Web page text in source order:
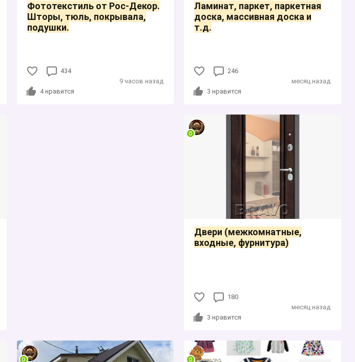
Фототекстиль от Рос-Декор.
Шторы, тюль, покрывала,
подушки.
434
4нравится
9 часов назад
Ламинат, паркет, паркетная
доска, массивная доска и
т.д.
246
3 нравится
месяц назад
Двери (межкомнатные,
входные, фурнитура)
180
3 нравится
месяц назад